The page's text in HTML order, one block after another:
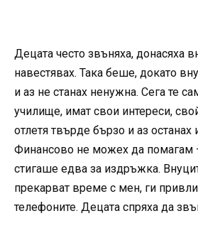
Децата често звъняха, донасяха
навестявах. Така беше, докато
и аз не станах ненужна. Сега те
училище, имат свои интереси,
отлетя твърде бързо и аз останах
Финансово не можех да помагам
стигаше едва за издръжка.
прекарват време с мен, ги
телефоните. Децата спряха да